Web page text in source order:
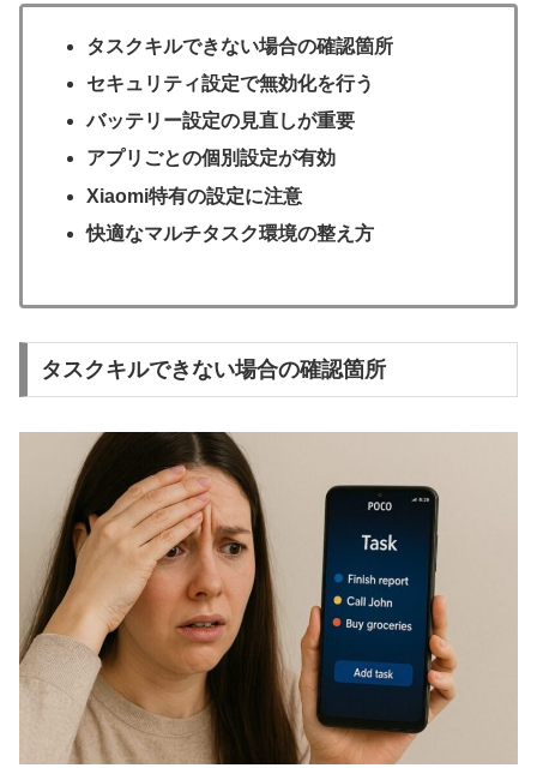
タスクキルできない場合の確認箇所
セキュリティ設定で無効化を行う
バッテリー設定の見直しが重要
アプリごとの個別設定が有効
Xiaomi特有の設定に注意
快適なマルチタスク環境の整え方
タスクキルできない場合の確認箇所